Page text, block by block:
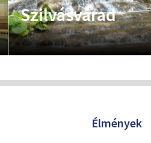
Szilvásvárad
Élmények